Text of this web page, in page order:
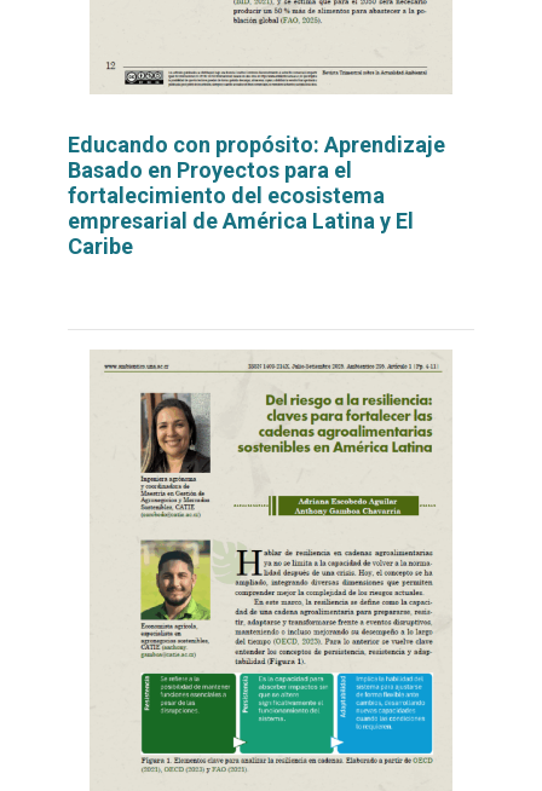
Educando con propósito: Aprendizaje
Basado en Proyectos para el
fortalecimiento del ecosistema
empresarial de América Latina y El
Caribe